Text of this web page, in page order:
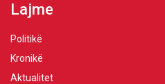
Lajme
Politikë
Kronikë
Aktualitet